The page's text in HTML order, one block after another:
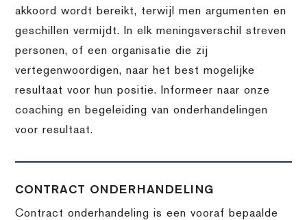
akkoord wordt bereikt, terwijl men argumenten en
geschillen vermijdt. In elk meningsverschil streven
personen, of een organisatie die zij
vertegenwoordigen, naar het best mogelijke
resultaat voor hun positie. Informeer naar onze
coaching en begeleiding van onderhandelingen
voor resultaat.
CONTRACT ONDERHANDELING
Contract onderhandeling is een vooraf bepaalde